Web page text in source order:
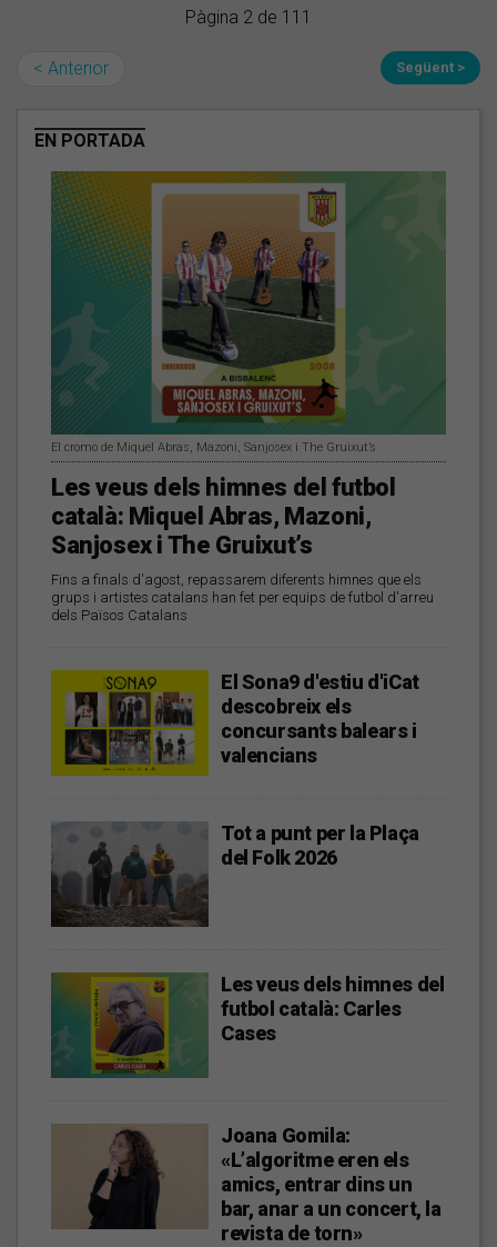
Pàgina 2 de 111
< Anterior Següent >
EN PORTADA
El cromo de Miquel Abras, Mazoni, Sanjosex i The Gruixut’s
Les veus dels himnes del futbol
català: Miquel Abras, Mazoni,
Sanjosex i The Gruixut’s
Fins a finals d'agost, repassarem diferents himnes que els
grups i artistes catalans han fet per equips de futbol d'arreu
dels Països Catalans
El Sona9 d'estiu d'iCat
descobreix els
concursants balears i
valencians
Tot a punt per la Plaça
del Folk 2026
Les veus dels himnes del
futbol català: Carles
Cases
Joana Gomila:
«L’algoritme eren els
amics, entrar dins un
bar, anar a un concert, la
revista de torn»